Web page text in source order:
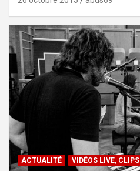
ACTUALITÉ VIDÉOS LIVE, CLIPS